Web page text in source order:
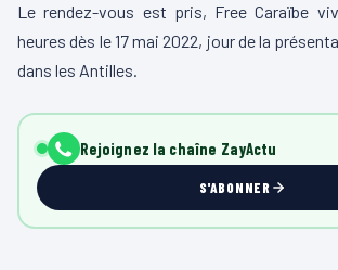
Le rendez-vous est pris, Free Caraïbe
heures dès le 17 mai 2022, jour de la
dans les Antilles.
Rejoignez la chaîne ZayActu
S'ABONNER